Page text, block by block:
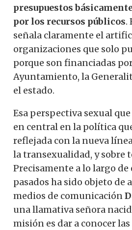
presupuestos
por los recursos públicos.
señala claramente el
organizaciones que solo
porque son financiadas
Ayuntamiento, la
el estado.
Esa perspectiva sexual
en central en la política
reflejada con la nueva
la transexualidad, y sobre
Precisamente a lo largo de
pasados ​​ha sido objeto de
medios de comunicación
una llamativa señora
misión es dar a conocer